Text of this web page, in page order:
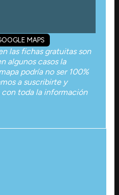
MAPS
las fichas gratuitas son
algunos casos la
podría no ser 100%
a suscribirte y
toda la información